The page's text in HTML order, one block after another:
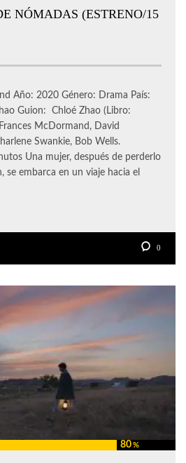
NÓMADAS (ESTRENO/15
Año: 2020 Género: Drama País:
Guion: Chloé Zhao (Libro:
McDormand, David
Swankie, Bob Wells.
Una mujer, después de perderlo
se embarca en un viaje hacia el
0
80%